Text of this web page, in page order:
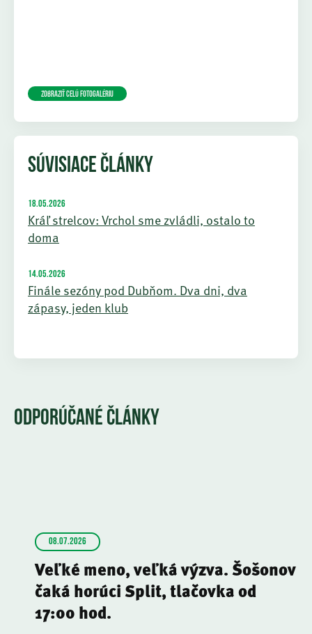
Zobraziť celú fotogalériu
SÚVISIACE ČLÁNKY
18.05.2026
Kráľ strelcov: Vrchol sme zvládli, ostalo to
doma
14.05.2026
Finále sezóny pod Dubňom. Dva dni, dva
zápasy, jeden klub
ODPORÚČANÉ ČLÁNKY
08.07.2026
Veľké meno, veľká výzva. Šošonov
čaká horúci Split, tlačovka od
17:00 hod.